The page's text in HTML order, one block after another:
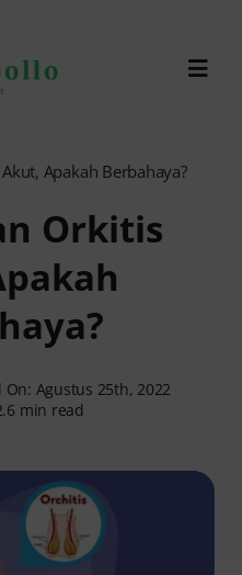
Apakah Berbahaya?
Orkitis
On: Agustus 25th, 2022
min read